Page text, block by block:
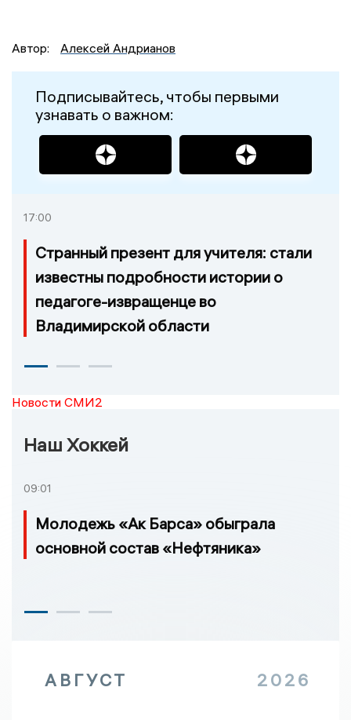
Автор: Алексей Андрианов
Подписывайтесь, чтобы первыми
узнавать о важном:
17:00
Странный презент для учителя: стали
известны подробности истории о
педагоге-извращенце во
Владимирской области
Новости СМИ2
Наш Хоккей
09:01
Молодежь «Ак Барса» обыграла
основной состав «Нефтяника»
АВГУСТ 2026